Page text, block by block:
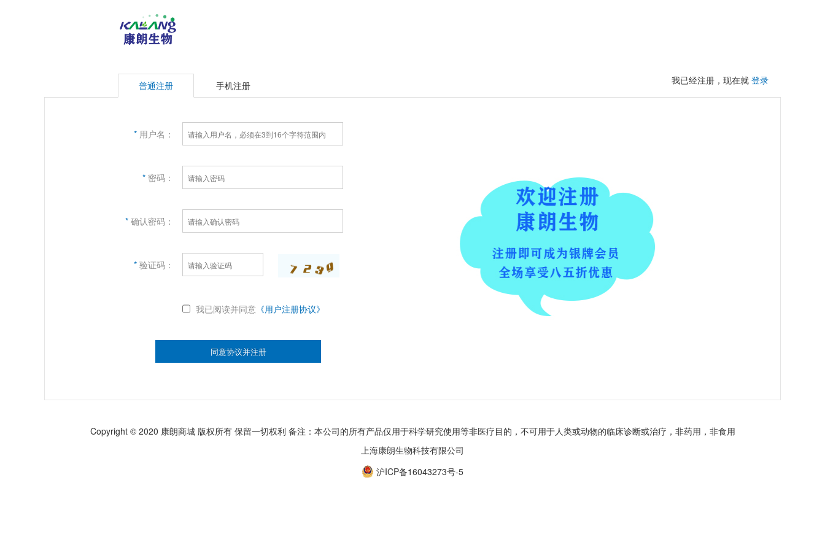
我已经注册，现在就 登录
普通注册 手机注册
* 用户名：
* 密码：
* 确认密码：
* 验证码：
我已阅读并同意 《用户注册协议》
同意协议并注册
Copyright © 2020 康朗商城 版权所有 保留一切权利 备注：本公司的所有产品仅用于科学研究使用等非医疗目的，不可用于人类或动物的临床诊断或治疗，非药用，非食用
上海康朗生物科技有限公司
沪ICP备16043273号-5